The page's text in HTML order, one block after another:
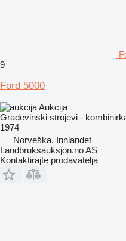
9
Ford 5000
Aukcija
Građevinski strojevi -
1974
Norveška, Innlandet
Landbruksauksjon.no AS
Kontaktirajte prodavatelja